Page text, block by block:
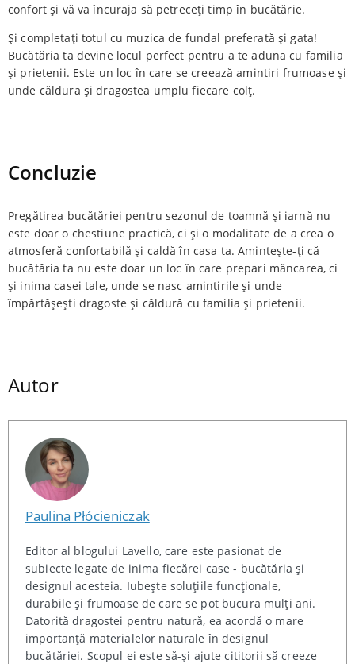
confort și vă va încuraja să petreceți timp în bucătărie.
Și completați totul cu muzica de fundal preferată și gata!
Bucătăria ta devine locul perfect pentru a te aduna cu familia
și prietenii. Este un loc în care se creează amintiri frumoase și
unde căldura și dragostea umplu fiecare colț.
Concluzie
Pregătirea bucătăriei pentru sezonul de toamnă și iarnă nu
este doar o chestiune practică, ci și o modalitate de a crea o
atmosferă confortabilă și caldă în casa ta. Amintește-ți că
bucătăria ta nu este doar un loc în care prepari mâncarea, ci
și inima casei tale, unde se nasc amintirile și unde
împărtășești dragoste și căldură cu familia și prietenii.
Autor
Paulina Płócieniczak
Editor al blogului Lavello, care este pasionat de
subiecte legate de inima fiecărei case - bucătăria și
designul acesteia. Iubește soluțiile funcționale,
durabile și frumoase de care se pot bucura mulți ani.
Datorită dragostei pentru natură, ea acordă o mare
importanță materialelor naturale în designul
bucătăriei. Scopul ei este să-și ajute cititorii să creeze